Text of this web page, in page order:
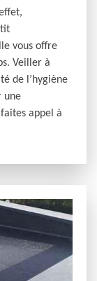
vous offre
Veiller à
de l’hygiène
une
appel à